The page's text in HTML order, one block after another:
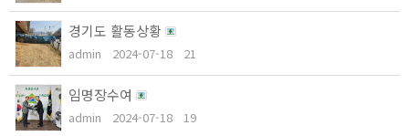
경기도 활동상황
admin 2024-07-18 21
임명장수여
admin 2024-07-18 19